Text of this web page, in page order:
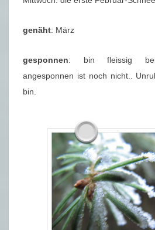
genäht: März
gesponnen: bin fleissig
angesponnen ist noch nicht..
bin.